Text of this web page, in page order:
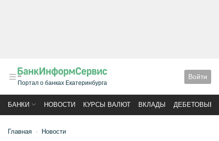
Портал о банках Екатеринбурга
Войти
БАНКИ НОВОСТИ КУРСЫ ВАЛЮТ ВКЛАДЫ ДЕБЕТОВЫЕ
Главная Новости